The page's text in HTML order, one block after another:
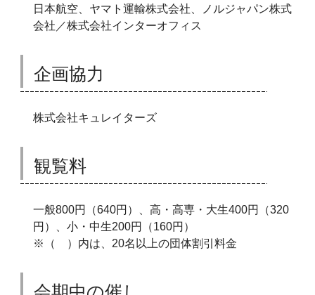
日本航空、ヤマト運輸株式会社、ノルジャパン株式
会社／株式会社インターオフィス
企画協力
株式会社キュレイターズ
観覧料
一般800円（640円）、高・高専・大生400円（320
円）、小・中生200円（160円）
※（ ）内は、20名以上の団体割引料金